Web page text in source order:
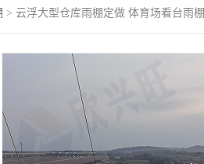
> 云浮大型仓库雨棚定做 体育场看台雨棚